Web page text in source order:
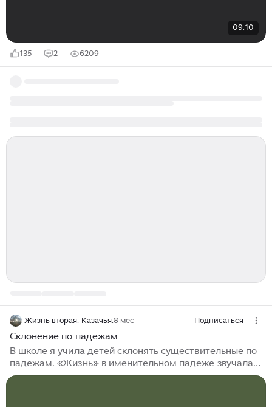
09:10
135 2 6209
Жизнь вторая. Казачья. 8 мес Подписаться
Склонение по падежам
В школе я учила детей склонять существительные по
падежам. «Жизнь» в именительном падеже звучала
гордо и многообещающе. Сейчас я склоняю свою